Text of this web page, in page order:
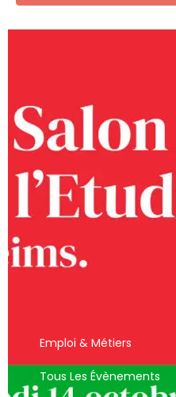
Send Mail
Emploi & Métiers
Tous Les Évènements